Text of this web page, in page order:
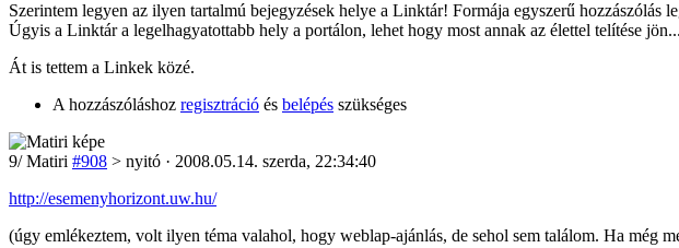
Szerintem legyen az ilyen tartalmú bejegyzések helye a Linktár! Formája egyszerű hozzászólás
Úgyis a Linktár a legelhagyatottabb hely a portálon, lehet hogy most annak az élettel telítése jön...
Át is tettem a Linkek közé.
A hozzászóláshoz regisztráció és belépés szükséges
9/Matiri #908 > nyitó · 2008.05.14. szerda, 22:34:40
http://esemenyhorizont.uw.hu/
(úgy emlékeztem, volt ilyen téma valahol, hogy weblap-ajánlás, de sehol sem találom. Ha még